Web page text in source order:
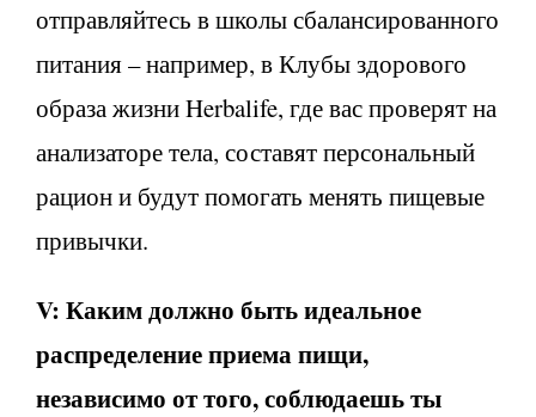
отправляйтесь в школы сбалансированного
питания – например, в Клубы здорового
образа жизни Herbalife, где вас проверят на
анализаторе тела, составят персональный
рацион и будут помогать менять пищевые
привычки.
V: Каким должно быть идеальное
распределение приема пищи,
независимо от того, соблюдаешь ты